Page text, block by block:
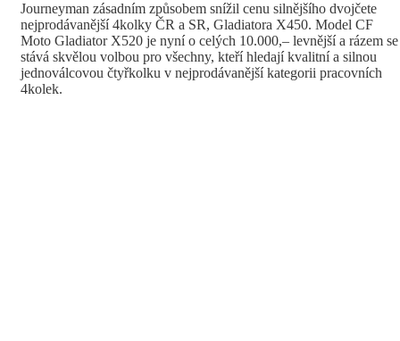
Journeyman zásadním způsobem snížil cenu silnějšího dvojčete
nejprodávanější 4kolky ČR a SR, Gladiatora X450. Model CF
Moto Gladiator X520 je nyní o celých 10.000,– levnější a rázem se
stává skvělou volbou pro všechny, kteří hledají kvalitní a silnou
jednoválcovou čtyřkolku v nejprodávanější kategorii pracovních
4kolek.